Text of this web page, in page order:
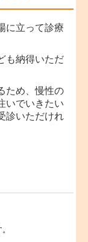
に立って診療
も納得いただ
ため、慢性の
いでいきたい
診いただけれ